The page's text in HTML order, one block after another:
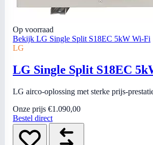
Op voorraad
Bekijk LG Single Split S18EC 5kW Wi-Fi
LG
LG Single Split S18EC
LG airco-oplossing met sterke prijs-
Onze prijs €1.090,00
Bestel direct